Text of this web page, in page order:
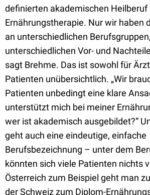
definierten akademischen Heilberuf
Ernährungstherapie. Nur wir haben
an unterschiedlichen
unterschiedlichen Vor- und
sagt Brehme. Das ist sowohl für
Patienten unübersichtlich. „Wir
Patienten unbedingt eine klare
unterstützt mich bei meiner
wer ist akademisch ausgebildet?“
geht auch eine eindeutige, einfache
Berufsbezeichnung – unter dem
könnten sich viele Patienten nichts
Österreich zum Beispiel geht man
der Schweiz zum Diplom-